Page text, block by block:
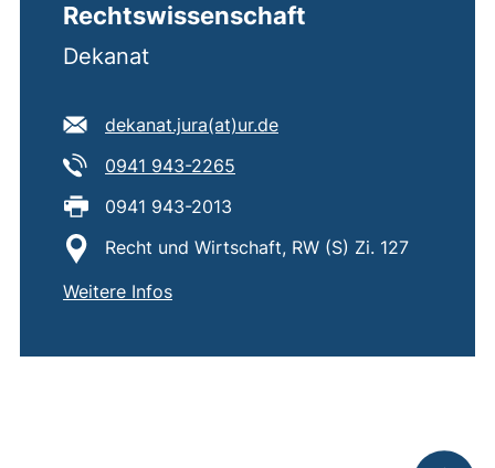
Rechtswissenschaft
Dekanat
E-Mail Adresse:
dekanat.jura​(at)​ur.de(öffnet Ihr E-Mail-
Tel:
0941 943-2265
Fax:
0941 943-2013
Standort:
Recht und Wirtschaft, RW (S) Zi. 127
Weitere Infosvon
Dekanat Fakultät für